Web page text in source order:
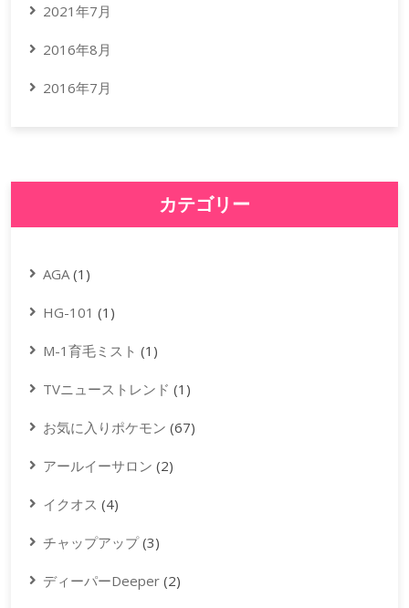
2021年7月
2016年8月
2016年7月
カテゴリー
AGA (1)
HG-101 (1)
M-1育毛ミスト (1)
TVニューストレンド (1)
お気に入りポケモン (67)
アールイーサロン (2)
イクオス (4)
チャップアップ(3)
ディーパーDeeper (2)